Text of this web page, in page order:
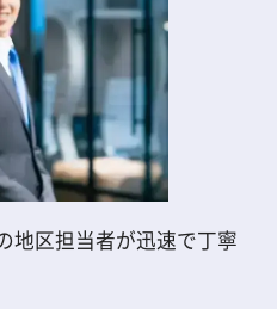
地区担当者が迅速で丁寧